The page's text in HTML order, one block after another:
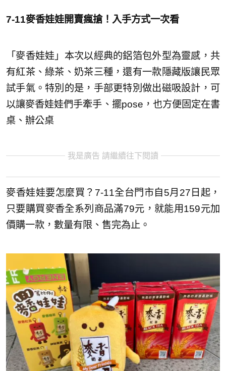
7-11麥香娃娃開賣瘋搶！入手方式一次看
「麥香娃娃」本次以經典的鋁箔包外型為靈感，共
有紅茶、綠茶、奶茶三種，還有一款隱藏版讓民眾
試手氣。特別的是，手部更特別做出磁吸設計，可
以讓麥香娃娃們手牽手、擺pose，也方便固定在書
桌、辦公桌
我是廣告 請繼續往下閱讀
麥香娃娃要怎麼買？7-11全台門市自5月27日起，
只要購買麥香全系列商品滿79元，就能用159元加
價購一款，數量有限、售完為止。